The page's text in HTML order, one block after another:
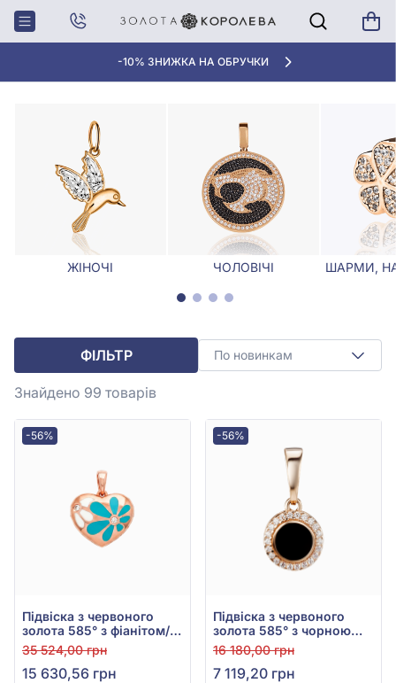
-10% ЗНИЖКА НА ОБРУЧКИ
Головна Кулони, Підвіски Кулони та підвіски з емаллю
КУЛОНИ ТА ПІДВІСКИ З ЕМАЛЛЮ
ЖІНОЧІ ЧОЛОВІЧІ ШАРМИ,
ФІЛЬТР По новинкам
Знайдено 99 товарів
-56%
Підвіска з червоного
золота 585° з фіанітом/
куб.цирконієм, емаллю
бірюзовою та емаллю,
арт. 5010011
35 524,00 грн
15 630,56 грн
-56%
Підвіска з червоного
золота 585° з чорною
емаллю та фіанітом, арт.
150463Е
16 180,00 грн
7 119,20 грн